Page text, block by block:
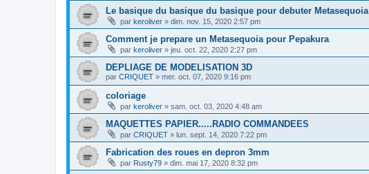
Le basique du basique du basique pour debuter Metasequoia
par keroliver » dim. nov. 15, 2020 2:57 pm
Comment je prepare un Metasequoia pour Pepakura
par keroliver » jeu. oct. 22, 2020 2:27 pm
DEPLIAGE DE MODELISATION 3D
par CRIQUET » mer. oct. 07, 2020 9:16 pm
coloriage
par keroliver » sam. oct. 03, 2020 4:48 am
MAQUETTES PAPIER.....RADIO COMMANDEES
par CRIQUET » lun. sept. 14, 2020 7:22 pm
Fabrication des roues en depron 3mm
par Rusty79 » dim. mai 17, 2020 8:32 pm